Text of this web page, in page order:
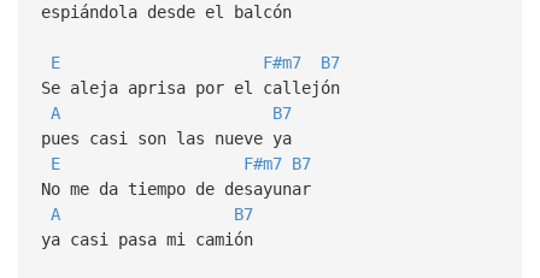
espiándola desde el balcón
E F#m7
B7
Se aleja aprisa por el callejón
A
B7
pues casi son las nueve ya
E
F#m7 B7
No me da tiempo de desayunar
A
B7
ya casi pasa mi camión